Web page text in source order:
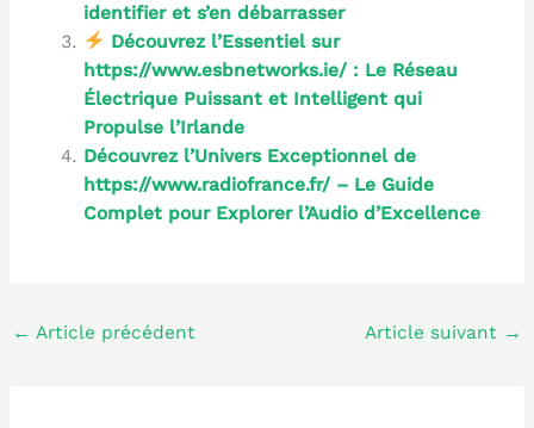
identifier et s’en débarrasser
Découvrez l’Essentiel sur
https://www.esbnetworks.ie/ : Le Réseau
Électrique Puissant et Intelligent qui
Propulse l’Irlande
Découvrez l’Univers Exceptionnel de
https://www.radiofrance.fr/ – Le Guide
Complet pour Explorer l’Audio d’Excellence
← Article précédent Article suivant →